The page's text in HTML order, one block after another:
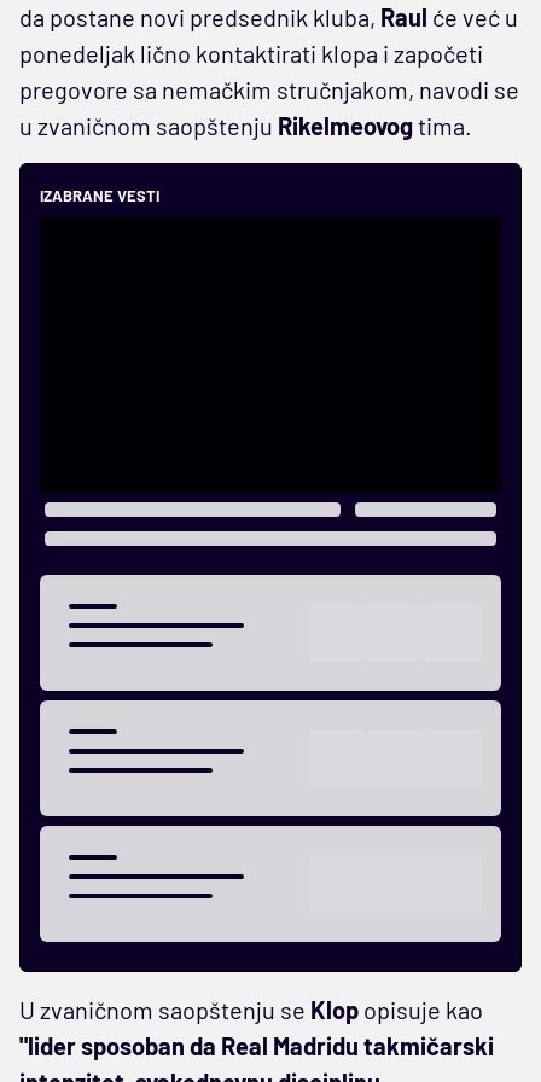
da postane novi predsednik kluba, Raul će već u
ponedeljak lično kontaktirati klopa i započeti
pregovore sa nemačkim stručnjakom, navodi se
u zvaničnom saopštenju Rikelmeovogtima.
IZABRANE VESTI
U zvaničnom saopštenju se Klop opisuje kao
"lider sposoban da Real Madridu takmičarski